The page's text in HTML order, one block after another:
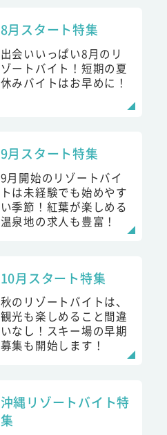
8月スタート特集
出会いいっぱい8月のリ
ゾートバイト！短期の夏
休みバイトはお早めに！
9月スタート特集
9月開始のリゾートバイ
トは未経験でも始めやす
い季節！紅葉が楽しめる
温泉地の求人も豊富！
10月スタート特集
秋のリゾートバイトは、
観光も楽しめること間違
いなし！スキー場の早期
募集も開始します！
沖縄リゾートバイト特
集